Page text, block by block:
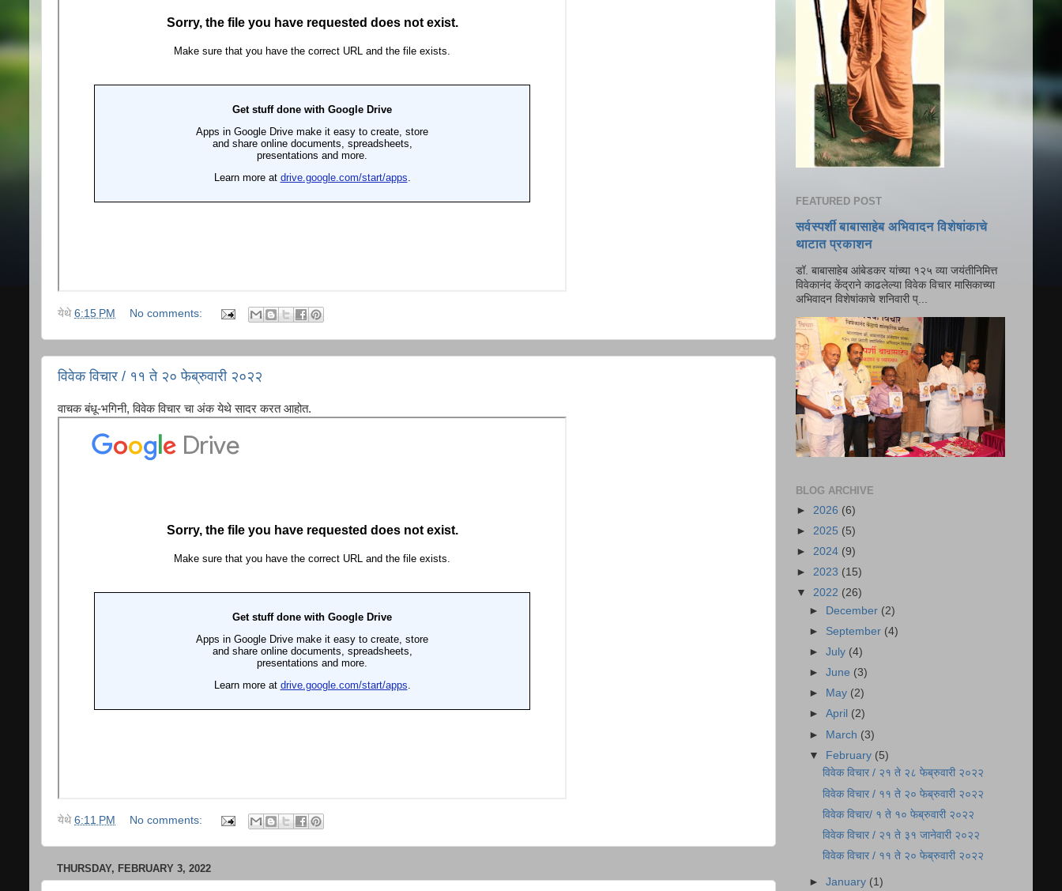
येथे 6:15 PM No comments:
विवेक विचार / ११ ते २० फेब्रुवारी २०२२
वाचक बंधू-भगिनी, विवेक विचार चा अंक येथे सादर करत आहोत.
येथे 6:11 PM No comments:
THURSDAY, FEBRUARY 3, 2022
FEATURED POST
सर्वस्पर्शी बाबासाहेब अभिवादन विशेषांकाचे
थाटात प्रकाशन
डॉ. बाबासाहेब आंबेडकर यांच्या १२५ व्या जयंतीनिमित्त
विवेकानंद केंद्राने काढलेल्या विवेक विचार मासिकाच्या
अभिवादन विशेषांकाचे शनिवारी प्...
BLOG ARCHIVE
► 2026 (6)
► 2025 (5)
► 2024 (9)
► 2023 (15)
▼ 2022 (26)
►
December (2)
► September (4)
►July (4)
►June (3)
►
May (2)
►April (2)
► March (3)
▼ February (5)
विवेक विचार / २१ ते २८ फेब्रुवारी २०२२
विवेक विचार / ११ ते २० फेब्रुवारी २०२२
विवेक विचार/ १ ते १० फेब्रुवारी २०२२
विवेक विचार / २१ ते ३१ जानेवारी २०२२
विवेक विचार / ११ ते २० फेब्रुवारी २०२२
►January (1)